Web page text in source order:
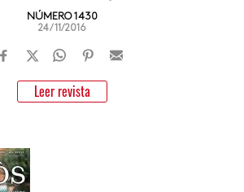
NÚMERO 1430
24/11/2016
Leer revista